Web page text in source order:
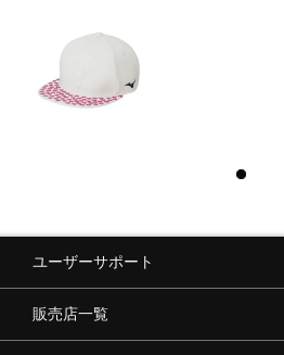
ユーザーサポート
販売店一覧